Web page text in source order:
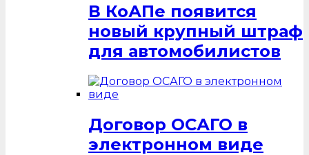
В КоАПе появится
новый крупный штраф
для автомобилистов
Договор ОСАГО в
электронном виде